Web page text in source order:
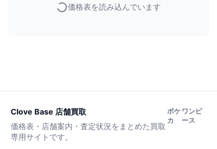
価格表を読み込んでいます
Clove Base 店舗買取
価格表・店舗案内・査定状況をまとめた買取
専用サイトです。
ポケ
カ
ワンピ
ース